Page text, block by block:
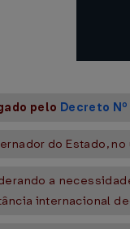
pelo Decreto
do Estado,
a
internacional